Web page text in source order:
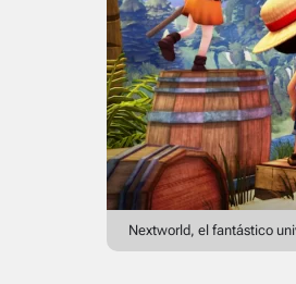
Nextworld, el fantástico